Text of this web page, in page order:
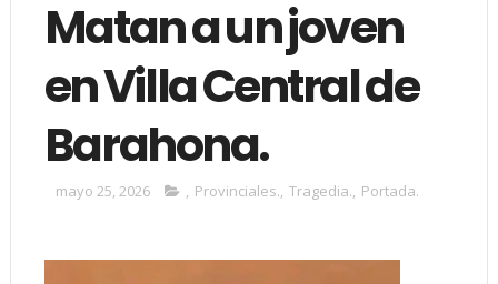
Matan a un joven
en Villa Central de
Barahona.
mayo 25, 2026 , Provinciales., Tragedia., Portada.